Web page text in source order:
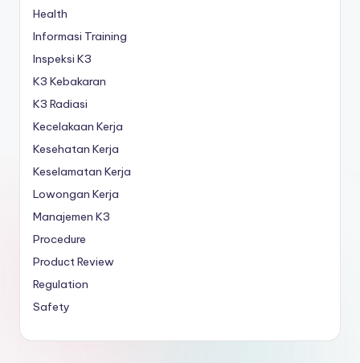
Health
Informasi Training
Inspeksi K3
K3 Kebakaran
K3 Radiasi
Kecelakaan Kerja
Kesehatan Kerja
Keselamatan Kerja
Lowongan Kerja
Manajemen K3
Procedure
Product Review
Regulation
Safety